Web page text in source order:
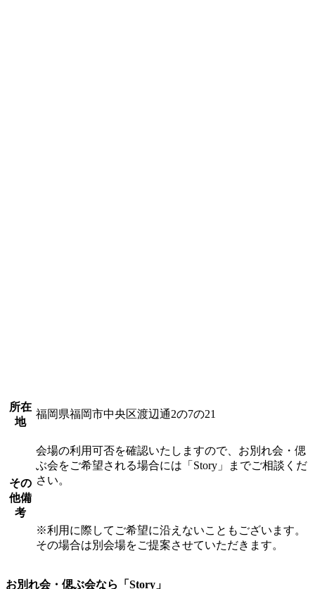
所在
地
福岡県福岡市中央区渡辺通2の7の21
その
他備
考
会場の利用可否を確認いたしますので、お別れ会・偲
ぶ会をご希望される場合には「Story」までご相談くだ
さい。
※利用に際してご希望に沿えないこともございます。
その場合は別会場をご提案させていただきます。
お別れ会・偲ぶ会なら「Story」